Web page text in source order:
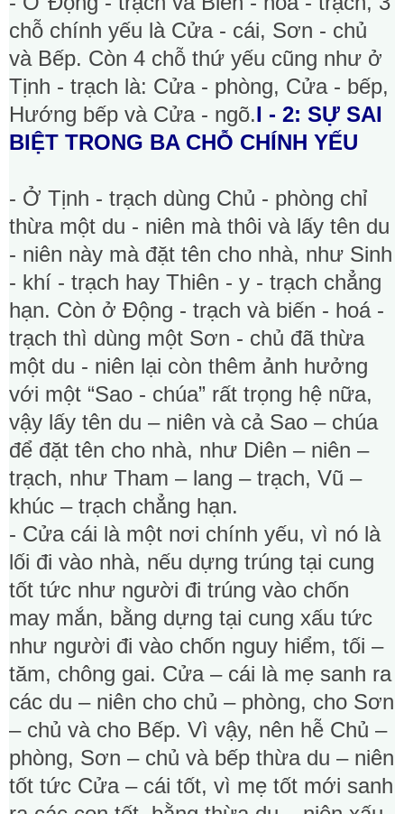
chỗ chính yếu là Cửa - cái, Sơn - chủ
và Bếp. Còn 4 chỗ thứ yếu cũng như ở
Tịnh - trạch là: Cửa - phòng, Cửa - bếp,
Hướng bếp và Cửa - ngõ.I - 2: SỰ SAI
BIỆT TRONG BA CHỖ CHÍNH YẾU
- Ở Tịnh - trạch dùng Chủ - phòng chỉ
thừa một du - niên mà thôi và lấy tên du
- niên này mà đặt tên cho nhà, như Sinh
- khí - trạch hay Thiên - y - trạch chẳng
hạn. Còn ở Động - trạch và biến - hoá -
trạch thì dùng một Sơn - chủ đã thừa
một du - niên lại còn thêm ảnh hưởng
với một “Sao - chúa” rất trọng hệ nữa,
vậy lấy tên du – niên và cả Sao – chúa
để đặt tên cho nhà, như Diên – niên –
trạch, như Tham – lang – trạch, Vũ –
khúc – trạch chẳng hạn.
- Cửa cái là một nơi chính yếu, vì nó là
lối đi vào nhà, nếu dựng trúng tại cung
tốt tức như người đi trúng vào chốn
may mắn, bằng dựng tại cung xấu tức
như người đi vào chốn nguy hiểm, tối –
tăm, chông gai. Cửa – cái là mẹ sanh ra
các du – niên cho chủ – phòng, cho Sơn
– chủ và cho Bếp. Vì vậy, nên hễ Chủ –
phòng, Sơn – chủ và bếp thừa du – niên
tốt tức Cửa – cái tốt, vì mẹ tốt mới sanh